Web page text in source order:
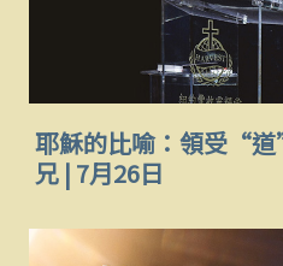
耶穌的比喻：領受“
兄 | 7月26日